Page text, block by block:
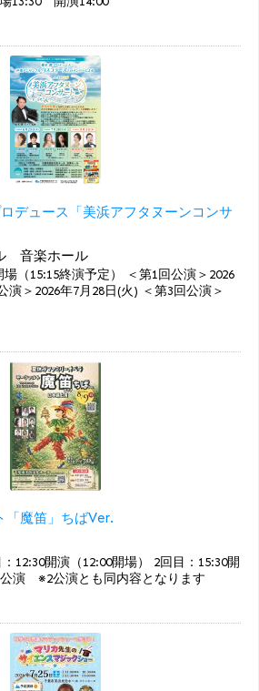
デュース「美浜アフタヌーンコンサ
音楽ホール
（15:15終演予定） ＜第1回公演＞2026
演＞2026年7月28日(火) ＜第3回公演＞
「魔笛」ちばVer.
12:30開演（12:00開場） 2回目：15:30開
演 ※2公演とも同内容となります